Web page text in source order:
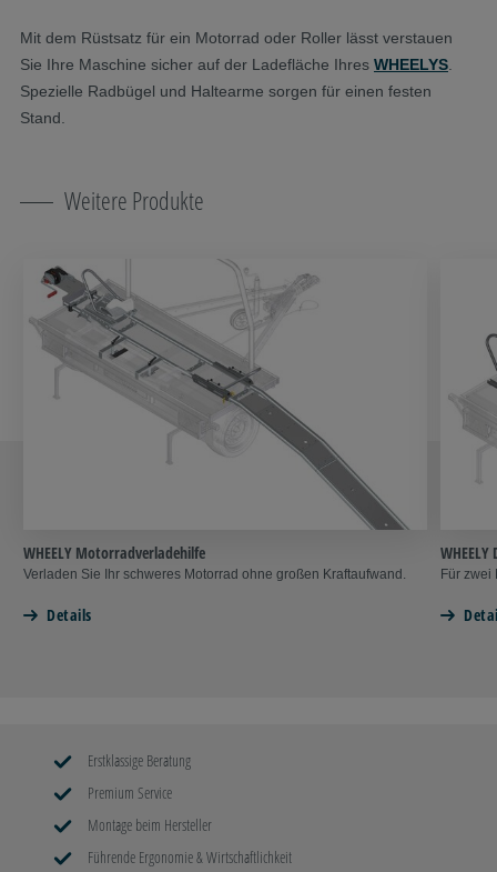
Mit dem Rüstsatz für ein Motorrad oder Roller lässt verstauen
Sie Ihre Maschine sicher auf der Ladefläche Ihres WHEELYS
Spezielle Radbügel und Haltearme sorgen für einen festen
Stand.
Weitere Produkte
WHEELY Motorradverladehilfe
Verladen Sie Ihr schweres Motorrad ohne großen Kraftaufwand.
Details
Für zwei
Erstklassige Beratung
Premium Service
Montage beim Hersteller
Führende Ergonomie & Wirtschaftlichkeit